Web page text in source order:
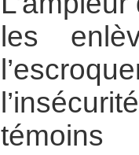
les
témoins